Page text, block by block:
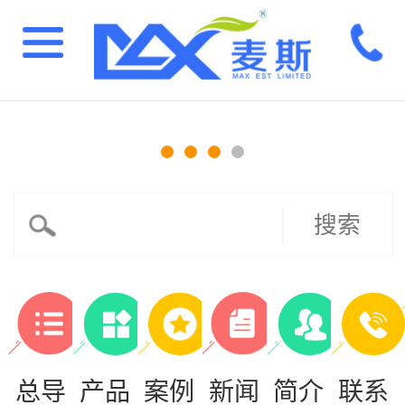
搜索
总导 产品 案例 新闻 简介 联系